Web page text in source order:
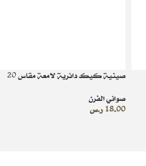
صينية كيك دائرية لامعة مقاس 20
صواني الفرن
18.00 ر.س